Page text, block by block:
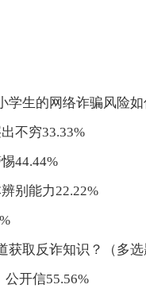
学生的网络诈骗风险
不穷33.33%
44.44%
别能力22.22%
获取反诈知识？（多
开信55.56%